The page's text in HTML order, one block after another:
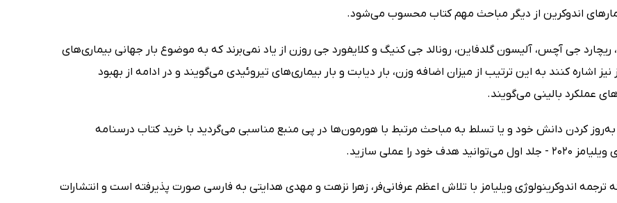
اندوکرین از دیگر مباحث مهم کتاب محسوب می‌شود.
ریچارد جی آچس، آلیسون گلدفاین، رونالد جی کنیگ و کلایفورد جی روزن از یاد نمی‌برند که به موضوع بار جهانی بیماری‌های
اشاره کنند به این ترتیب از میزان اضافه وزن، بار دیابت و بار بیماری‌های تیروئیدی می‌گویند و در ادامه از بهبود
عملکرد بالینی می‌گویند.
به‌روز کردن دانش خود و یا تسلط به مباحث مرتبط با هورمون‌ها در پی منبع مناسبی می‌گردید با خرید کتاب درسنامه
هدف خود را عملی سازید.
اندوکرینولوژی ویلیامز با تلاش اعظم عرفانی‌فر، زهرا نزهت و مهدی هدایتی به فارسی صورت پذیرفته است و انتشارات